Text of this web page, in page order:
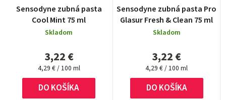
Sensodyne zubná pasta
Cool Mint 75 ml
Skladom
3,22 €
Jednotková
cena:
4,29 € / 100 ml
DO KOŠÍKA
Sensodyne zubná pasta Pro
Glasur Fresh & Clean 75 ml
Skladom
3,22 €
Jednotková
cena:
4,29 € / 100 ml
DO KOŠÍKA